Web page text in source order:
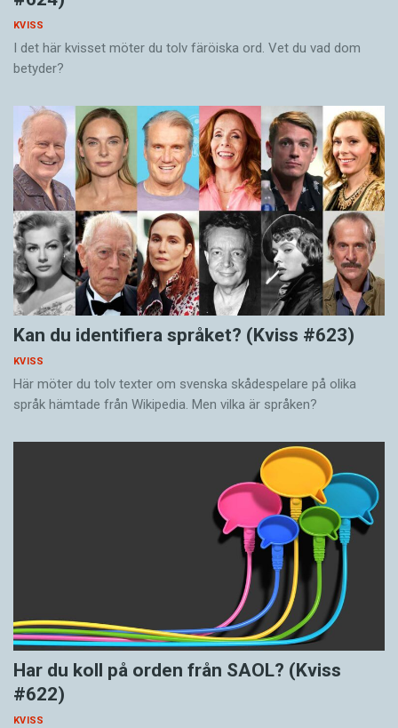
KVISS
I det här kvisset möter du tolv färöiska ord. Vet du vad dom
betyder?
Kan du identifiera språket? (Kviss #623)
KVISS
Här möter du tolv texter om svenska skådespelare på olika
språk hämtade från Wikipedia. Men vilka är språken?
Har du koll på orden från SAOL? (Kviss
#622)
KVISS